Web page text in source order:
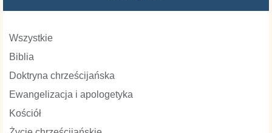
Wszystkie
Biblia
Doktryna chrześcijańska
Ewangelizacja i apologetyka
Kościół